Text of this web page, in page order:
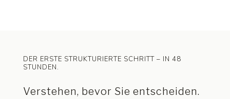
DER ERSTE STRUKTURIERTE SCHRITT – IN 48
STUNDEN.
Verstehen, bevor Sie entscheiden.